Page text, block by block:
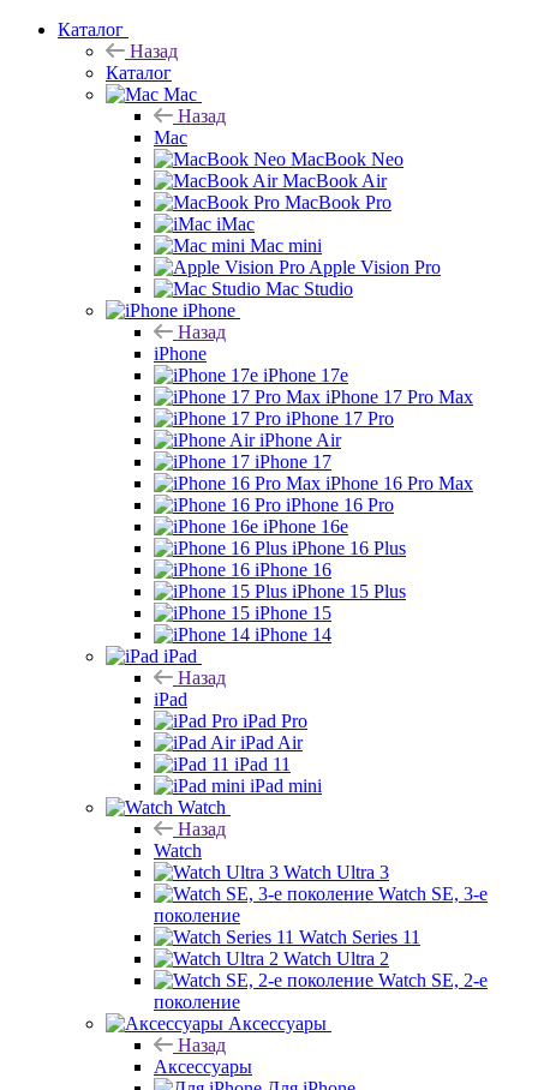
Каталог
Назад
Каталог
Mac
Назад
Mac
MacBook Neo
MacBook Air
MacBook Pro
iMac
Mac mini
Apple Vision Pro
Mac Studio
iPhone
Назад
iPhone
iPhone 17e
iPhone 17 Pro Max
iPhone 17 Pro
iPhone Air
iPhone 17
iPhone 16 Pro Max
iPhone 16 Pro
iPhone 16e
iPhone 16 Plus
iPhone 16
iPhone 15 Plus
iPhone 15
iPhone 14
iPad
Назад
iPad
iPad Pro
iPad Air
iPad 11
iPad mini
Watch
Назад
Watch
Watch Ultra 3
Watch SE, 3-е
поколение
Watch Series 11
Watch Ultra 2
Watch SE, 2-е
поколение
Аксессуары
Назад
Аксессуары